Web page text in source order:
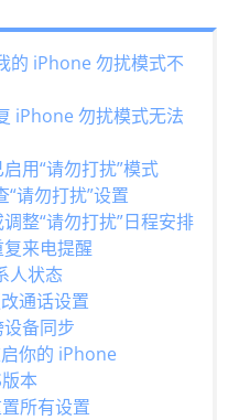
的 iPhone 勿扰模式不
iPhone 勿扰模式无法
用“请勿打扰”模式
“请勿打扰”设置
整“请勿打扰”日程安排
来电提醒
人状态
通话设置
备同步
你的 iPhone
本
所有设置